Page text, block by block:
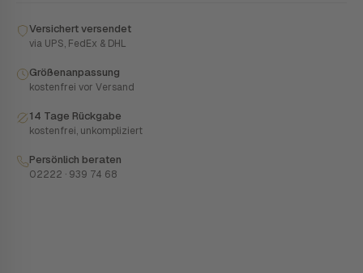
Versichert versendet
via UPS, FedEx & DHL
Größenanpassung
kostenfrei vor Versand
14 Tage Rückgabe
kostenfrei, unkompliziert
Persönlich beraten
02222 · 939 74 68